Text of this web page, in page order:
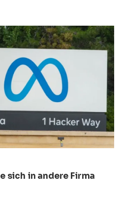
sich in andere Firma